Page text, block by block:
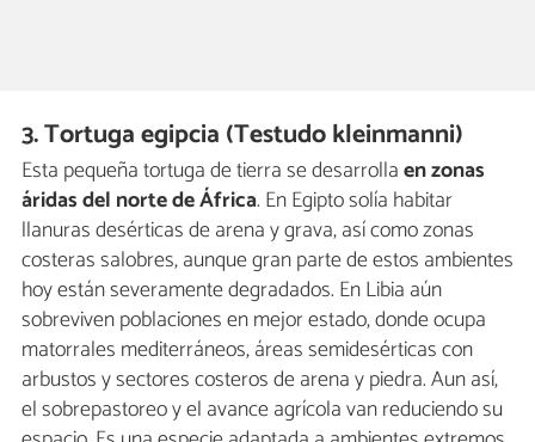
3. Tortuga egipcia (Testudo kleinmanni)
Esta pequeña tortuga de tierra se desarrollaen zonas
áridas del norte de África. En Egipto solía habitar
llanuras desérticas de arena y grava, así como zonas
costeras salobres, aunque gran parte de estos ambientes
hoy están severamente degradados. En Libia aún
sobreviven poblaciones en mejor estado, donde ocupa
matorrales mediterráneos, áreas semidesérticas con
arbustos y sectores costeros de arena y piedra. Aun así,
el sobrepastoreo y el avance agrícola van reduciendo su